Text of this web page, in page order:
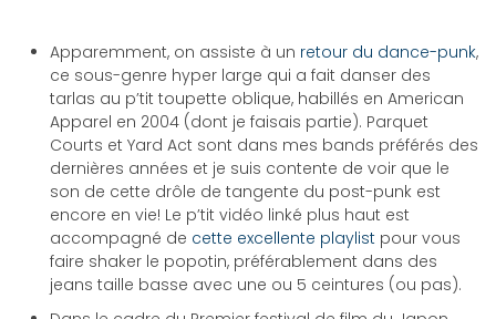
Apparemment, on assiste à un retour du dance-punk,
ce sous-genre hyper large qui a fait danser des
tarlas au p’tit toupette oblique, habillés en American
Apparel en 2004 (dont je faisais partie). Parquet
Courts et Yard Act sont dans mes bands préférés des
dernières années et je suis contente de voir que le
son de cette drôle de tangente du post-punk est
encore en vie! Le p’tit vidéo linké plus haut est
accompagné de cette excellente playlist pour vous
faire shaker le popotin, préférablement dans des
jeans taille basse avec une ou 5 ceintures (ou pas).